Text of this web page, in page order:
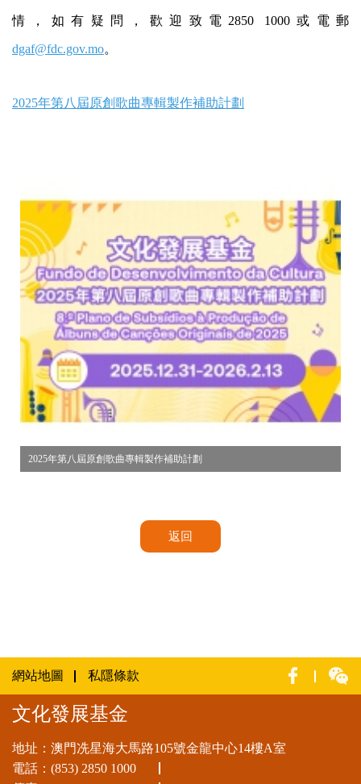
情，如有疑問，歡迎致電2850 1000或電郵
dgaf@fdc.gov.mo。
2025年第八屆原創歌曲專輯製作補助計劃
2025年第八屆原創歌曲專輯製作補助計劃
返回
網站地圖 私隱條款
文化發展基金
地址：澳門冼星海大馬路105號金龍中心14樓A室
電話： (853) 2850 1000